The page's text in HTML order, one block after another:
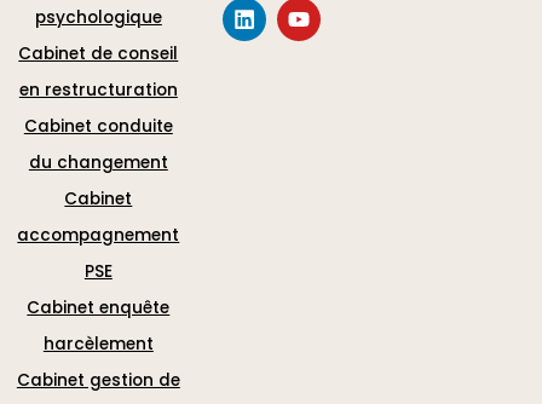
psychologique
Cabinet de conseil
en restructuration
Cabinet conduite
du changement
Cabinet
accompagnement
PSE
Cabinet enquête
harcèlement
Cabinet gestion de